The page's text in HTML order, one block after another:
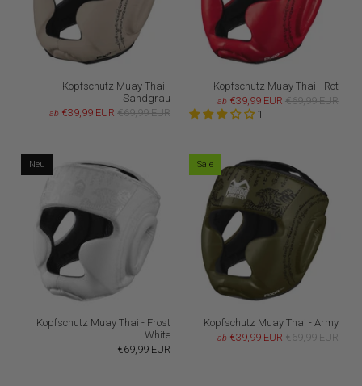
Kopfschutz Muay Thai -
Sandgrau
ab €39,99 EUR €69,99 EUR
Kopfschutz Muay Thai - Rot
ab €39,99 EUR €69,99 EUR
1
Neu
Kopfschutz Muay Thai - Frost
White
€69,99 EUR
Sale
Kopfschutz Muay Thai - Army
ab €39,99 EUR €69,99 EUR